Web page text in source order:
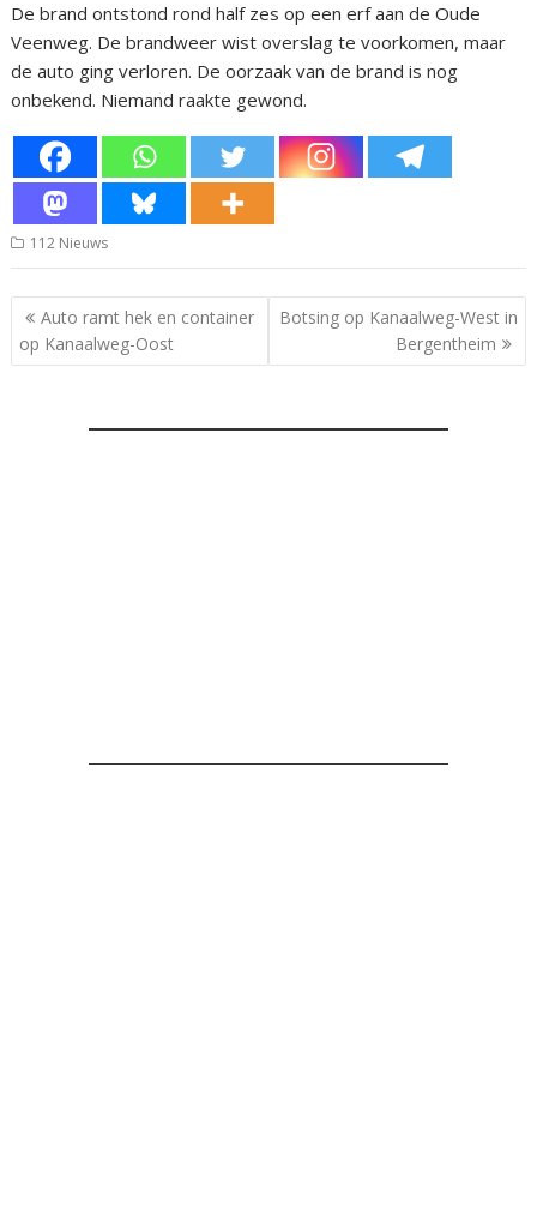
De brand ontstond rond half zes op een erf aan de Oude
Veenweg. De brandweer wist overslag te voorkomen, maar
de auto ging verloren. De oorzaak van de brand is nog
onbekend. Niemand raakte gewond.
112 Nieuws
Bericht
navigatie
Auto ramt hek en container
op Kanaalweg-Oost
Botsing op Kanaalweg-West in
Bergentheim